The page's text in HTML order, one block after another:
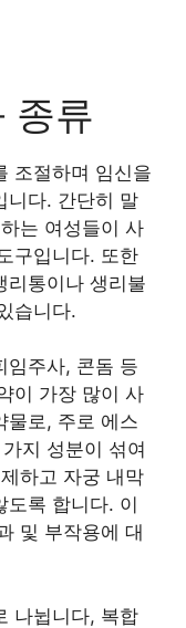
종류
조절하며 임신을
니다. 간단히 말
는 여성들이 사
구입니다. 또한
리통이나 생리불
습니다.
임주사, 콘돔 등
이 가장 많이 사
물로, 주로 에스
지 성분이 섞여
하고 자궁 내막
도록 합니다. 이
및 부작용에 대
나뉩니다, 복합